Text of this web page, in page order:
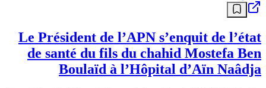
Le Président de l’APN s’enquit de l’état
de santé du fils du chahid Mostefa Ben
Boulaïd à l’Hôpital d’Aïn Naâdja